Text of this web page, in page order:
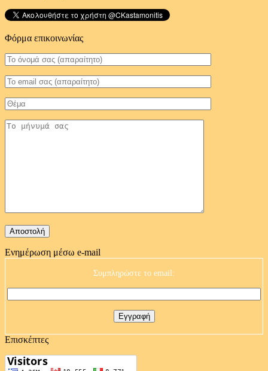
Φόρμα επικοινωνίας
Ενημέρωση μέσω e-mail
Συμπληρώστε το email:
Επισκέπτες